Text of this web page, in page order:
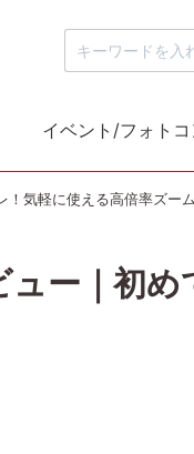
イベント/フォトコ
気軽に使える高倍率ズーム
ー｜初め